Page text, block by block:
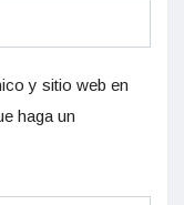
y sitio web en
haga un